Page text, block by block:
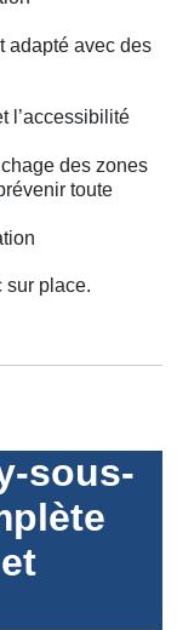
adapté avec des
l’accessibilité
des zones
toute
sur place.
sous-